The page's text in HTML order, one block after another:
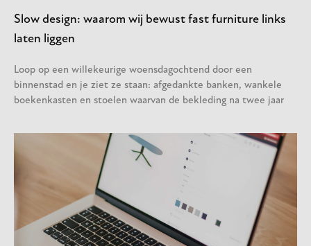
Slow design: waarom wij bewust fast furniture links
laten liggen
Loop op een willekeurige woensdagochtend door een
binnenstad en je ziet ze staan: afgedankte banken, wankele
boekenkasten en stoelen waarvan de bekleding na twee jaar